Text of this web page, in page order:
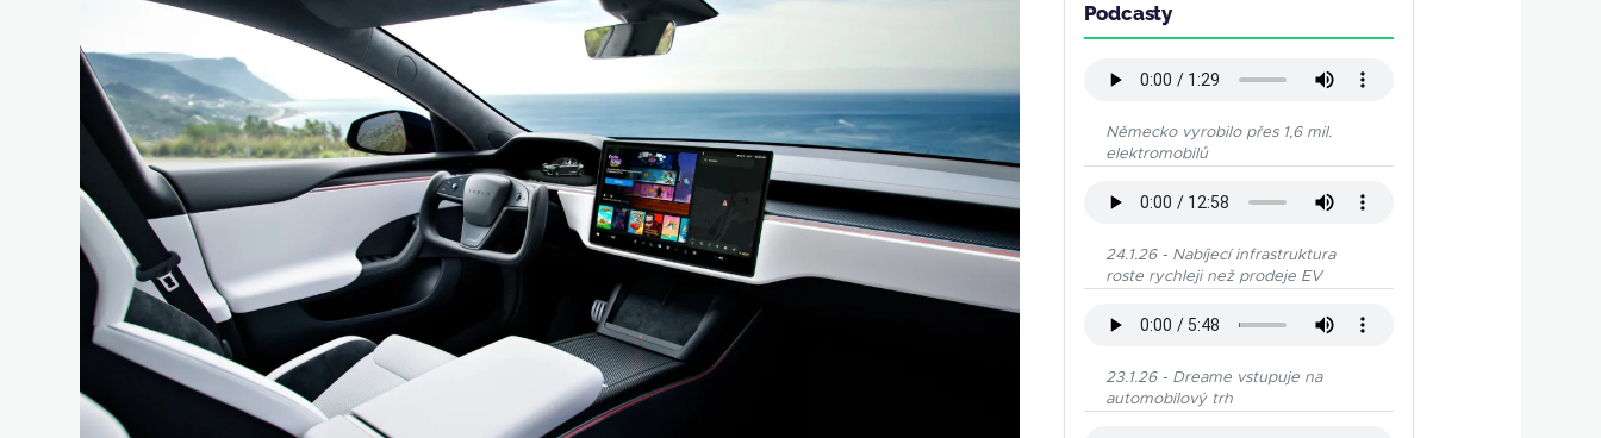
Podcasty
Německo vyrobilo přes 1,6 mil.
elektromobilů
24.1.26 - Nabíjecí infrastruktura
roste rychleji než prodeje EV
23.1.26 - Dreame vstupuje na
automobilový trh